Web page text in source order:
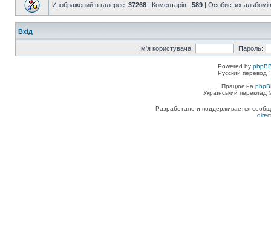
Изображений в галерее: 37268 | Коментарів : 589 | Особистих
Вхід
Ім'я користувача: Пароль:
Powered by
Русский перевод
Працює на
Український
Разработано и поддерживается